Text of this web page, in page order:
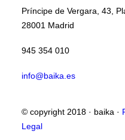
Príncipe de Vergara, 43,
28001 Madrid
945 354 010
info@baika.es
© copyright 2018 · baika ·
Legal